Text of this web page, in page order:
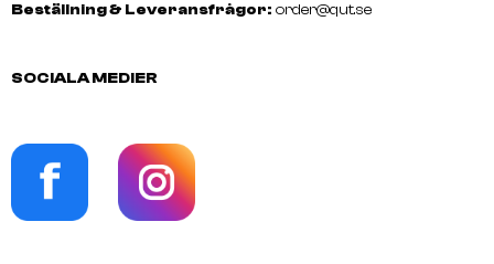
Beställning & Leveransfrågor: order@qut.se
SOCIALA MEDIER